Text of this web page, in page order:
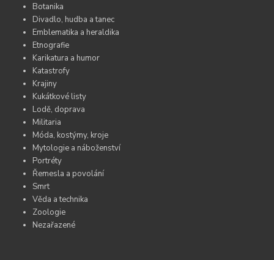
Botanika
Divadlo, hudba a tanec
Emblematika a heraldika
Etnografie
Karikatura a humor
Katastrofy
Krajiny
Kukátkové listy
Lodě, doprava
Militaria
Móda, kostýmy, kroje
Mytologie a náboženství
Portréty
Řemesla a povolání
Smrt
Věda a technika
Zoologie
Nezařazené